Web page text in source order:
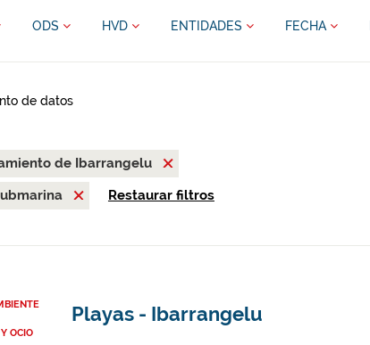
ODS HVD ENTIDADES FECHA
de datos
de Ibarrangelu
Restaurar filtros
OCIO
Playas - Ibarrangelu